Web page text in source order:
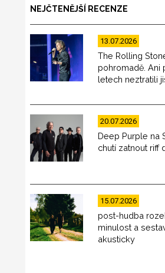
NEJČTENĚJŠÍ RECENZE
13.07.2026
The Rolling
pohromadě. Ani
letech neztratili
20.07.2026
Deep Purple na
chutí zatnout riff
15.07.2026
post-hudba
minulost a
akusticky